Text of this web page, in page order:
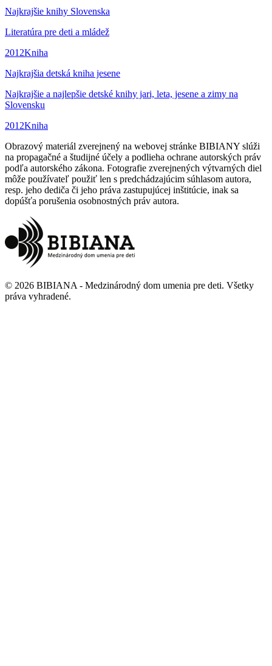
Najkrajšie knihy Slovenska
Literatúra pre deti a mládež
2012Kniha
Najkrajšia detská kniha jesene
Najkrajšie a najlepšie detské knihy jari, leta, jesene a zimy na
Slovensku
2012Kniha
Obrazový materiál zverejnený na webovej stránke BIBIANY slúži
na propagačné a študijné účely a podlieha ochrane autorských práv
podľa autorského zákona. Fotografie zverejnených výtvarných diel
môže používateľ použiť len s predchádzajúcim súhlasom autora,
resp. jeho dediča či jeho práva zastupujúcej inštitúcie, inak sa
dopúšťa porušenia osobnostných práv autora.
© 2026 BIBIANA - Medzinárodný dom umenia pre deti. Všetky
práva vyhradené.